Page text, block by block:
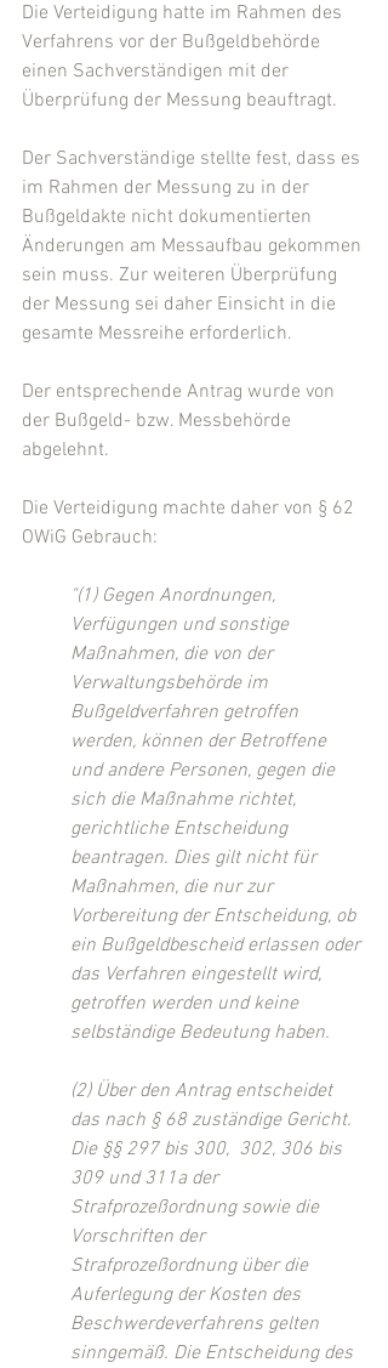
Die Verteidigung hatte im Rahmen des
Verfahrens vor der Bußgeldbehörde
einen Sachverständigen mit der
Überprüfung der Messung beauftragt.
Der Sachverständige stellte fest, dass es
im Rahmen der Messung zu in der
Bußgeldakte nicht dokumentierten
Änderungen am Messaufbau gekommen
sein muss. Zur weiteren Überprüfung
der Messung sei daher Einsicht in die
gesamte Messreihe erforderlich.
Der entsprechende Antrag wurde von
der Bußgeld- bzw. Messbehörde
abgelehnt.
Die Verteidigung machte daher von § 62
OWiG Gebrauch:
"(1) Gegen Anordnungen,
Verfügungen und sonstige
Maßnahmen, die von der
Verwaltungsbehörde im
Bußgeldverfahren getroffen
werden, können der Betroffene
und andere Personen, gegen die
sich die Maßnahme richtet,
gerichtliche Entscheidung
beantragen. Dies gilt nicht für
Maßnahmen, die nur zur
Vorbereitung der Entscheidung, ob
ein Bußgeldbescheid erlassen oder
das Verfahren eingestellt wird,
getroffen werden und keine
selbständige Bedeutung haben.
(2) Über den Antrag entscheidet
das nach § 68 zuständige Gericht.
Die §§ 297 bis 300,  302, 306 bis
309 und 311a der
Strafprozeßordnung sowie die
Vorschriften der
Strafprozeßordnung über die
Auferlegung der Kosten des
Beschwerdeverfahrens gelten
sinngemäß. Die Entscheidung des